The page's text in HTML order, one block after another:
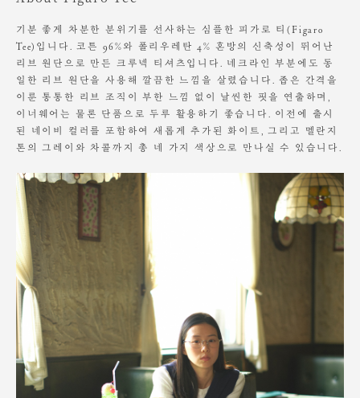
Heights 165cm / Waist 24" Slim 55 size.
소비자의 부주의로 인한 제품 훼손 및 세탁 잘못으로 인한
변형에 대해서는 보상의 책임을 지지 않습니다.
기분 좋게 차분한 분위기를 선사하는 심플한 피가로 티(Figaro
Tee)입니다. 코튼 96%와 폴리우레탄 4% 혼방의 신축성이 뛰어난
리브 원단으로 만든 크루넥 티셔츠입니다. 네크라인 부분에도 동
일한 리브 원단을 사용해 깔끔한 느낌을 살렸습니다. 좁은 간격을
이룬 통통한 리브 조직이 부한 느낌 없이 날씬한 핏을 연출하며,
이너웨어는 물론 단품으로 두루 활용하기 좋습니다. 이전에 출시
된 네이비 컬러를 포함하여 새롭게 추가된 화이트, 그리고 멜란지
톤의 그레이와 차콜까지 총 네 가지 색상으로 만나실 수 있습니다.